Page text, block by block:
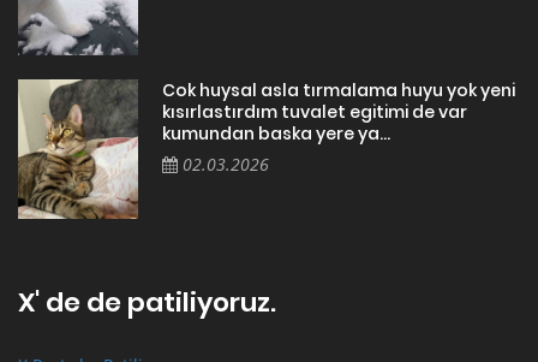
Cok huysal asla tırmalama huyu yok yeni
kısırlastırdım tuvalet egitimi de var
kumundan baska yere ya...
02.03.2026
X' de de patiliyoruz.